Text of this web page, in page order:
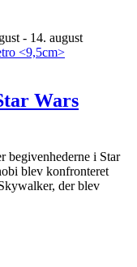
- 14. august
Wars
begivenhederne i Star
blev konfronteret
der blev